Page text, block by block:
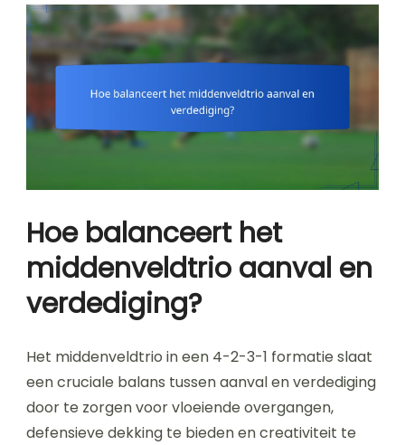
Hoe balanceert het
middenveldtrio aanval en
verdediging?
Het middenveldtrio in een 4-2-3-1 formatie slaat
een cruciale balans tussen aanval en verdediging
door te zorgen voor vloeiende overgangen,
defensieve dekking te bieden en creativiteit te